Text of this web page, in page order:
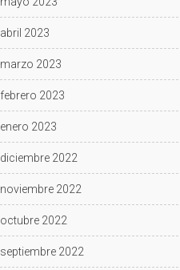
abril 2023
marzo 2023
febrero 2023
enero 2023
diciembre 2022
noviembre 2022
octubre 2022
septiembre 2022